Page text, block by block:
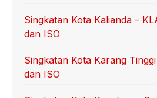
Singkatan Kota Kalianda –
dan ISO
Singkatan Kota Karang
dan ISO